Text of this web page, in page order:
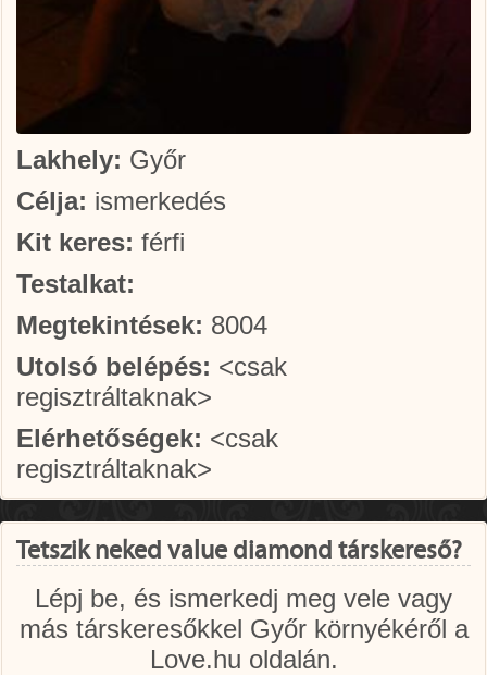
Lakhely: Győr
Célja: ismerkedés
Kit keres: férfi
Testalkat:
Megtekintések: 8004
Utolsó belépés: <csak
regisztráltaknak>
Elérhetőségek: <csak
regisztráltaknak>
Tetszik neked value diamond társkereső?
Lépj be, és ismerkedj meg vele vagy
más társkeresőkkel Győr környékéről a
Love.hu oldalán.